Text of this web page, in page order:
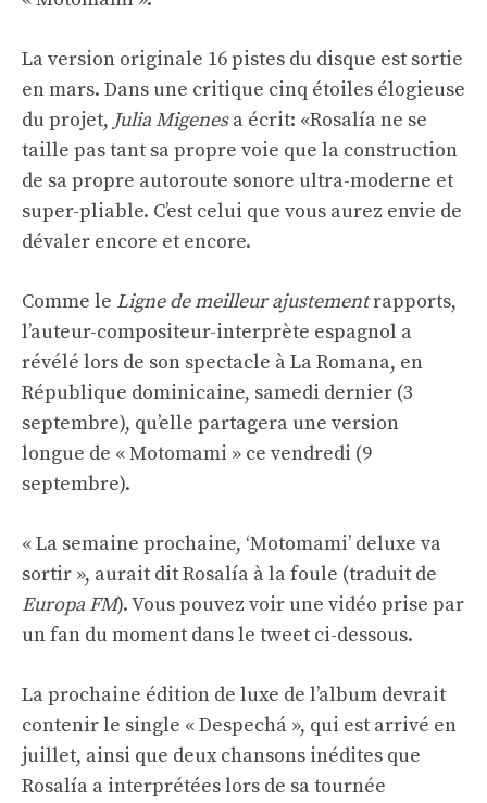
La version originale 16 pistes du disque est sortie
en mars. Dans une critique cinq étoiles élogieuse
du projet, Julia Migenesa écrit: «Rosalía ne se
taille pas tant sa propre voie que la construction
de sa propre autoroute sonore ultra-moderne et
super-pliable. C’est celui que vous aurez envie de
dévaler encore et encore.
Comme le Ligne de meilleur ajustementrapports,
l’auteur-compositeur-interprète espagnol a
révélé lors de son spectacle à La Romana, en
République dominicaine, samedi dernier (3
septembre), qu’elle partagera une version
longue de « Motomami » ce vendredi (9
septembre).
« La semaine prochaine, ‘Motomami’ deluxe va
sortir », aurait dit Rosalía à la foule (traduit de
Europa FM). Vous pouvez voir une vidéo prise par
un fan du moment dans le tweet ci-dessous.
La prochaine édition de luxe de l’album devrait
contenir le single « Despechá », qui est arrivé en
juillet, ainsi que deux chansons inédites que
Rosalía a interprétées lors de sa tournée